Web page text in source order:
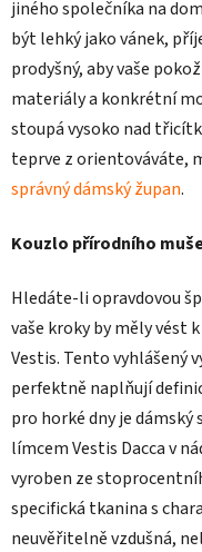
jiného společníka na
být lehký jako vánek,
prodyšný, aby vaše
materiály a konkrétní
stoupá vysoko nad
teprve z orientováváte,
správný dámský župan.
Kouzlo přírodního
Hledáte-li opravdovou
vaše kroky by měly vést
Vestis. Tento vyhlášený
perfektně naplňují
pro horké dny je dámský
límcem Vestis Dacca v
vyroben ze
specifická tkanina s
neuvěřitelně vzdušná,